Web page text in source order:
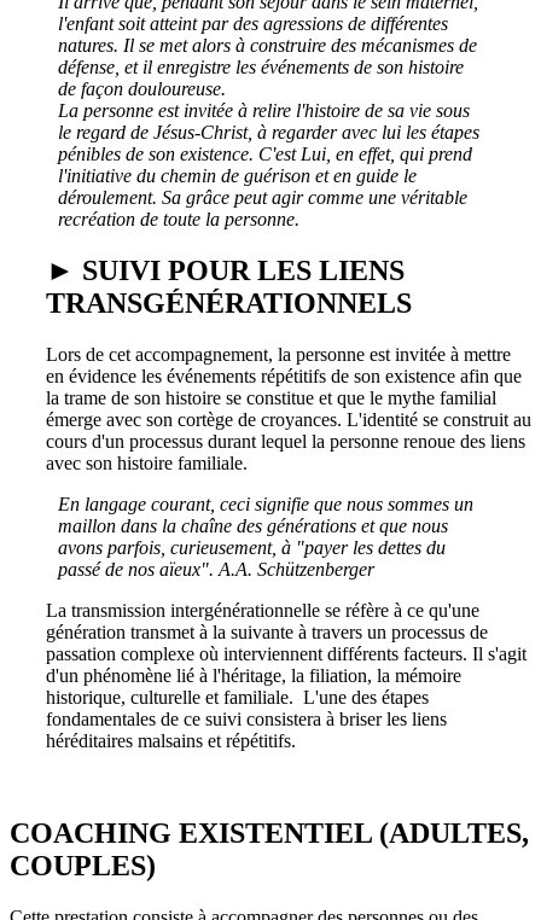
l'enfant soit atteint par des agressions de différentes
natures. Il se met alors à construire des mécanismes de
défense, et il enregistre les événements de son histoire
de façon douloureuse.
La personne est invitée à relire l'histoire de sa vie sous
le regard de Jésus-Christ, à regarder avec lui les étapes
pénibles de son existence. C'est Lui, en effet, qui prend
l'initiative du chemin de guérison et en guide le
déroulement. Sa grâce peut agir comme une véritable
recréation de toute la personne.
► SUIVI POUR LES LIENS
TRANSGÉNÉRATIONNELS
Lors de cet accompagnement, la personne est invitée à mettre
en évidence les événements répétitifs de son existence afin que
la trame de son histoire se constitue et que le mythe familial
émerge avec son cortège de croyances. L'identité se construit au
cours d'un processus durant lequel la personne renoue des liens
avec son histoire familiale.
En langage courant, ceci signifie que nous sommes un
maillon dans la chaîne des générations et que nous
avons parfois, curieusement, à "payer les dettes du
passé de nos aïeux". A.A. Schützenberger
La transmission intergénérationnelle se réfère à ce qu'une
génération transmet à la suivante à travers un processus de
passation complexe où interviennent différents facteurs. Il s'agit
d'un phénomène lié à l'héritage, la filiation, la mémoire
historique, culturelle et familiale. L'une des étapes
fondamentales de ce suivi consistera à briser les liens
héréditaires malsains et répétitifs.
COACHING EXISTENTIEL (ADULTES,
COUPLES)